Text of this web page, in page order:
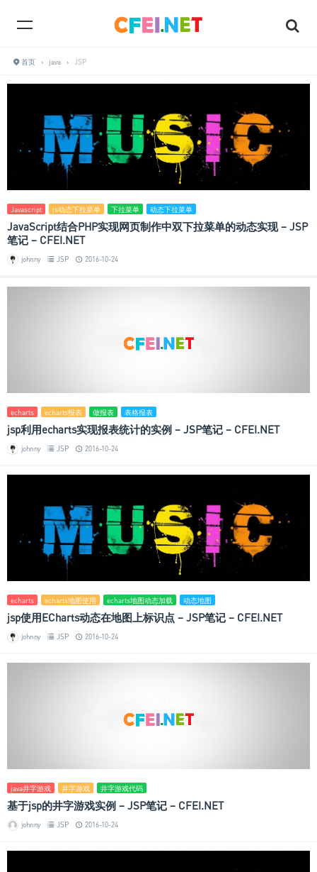
首页 › java › JSP
Javascript js动态下拉菜单 下拉菜单 动态下拉菜单
JavaScript结合PHP实现网页制作中双下拉菜单的动态实现 – JSP
笔记 – CFEI.NET
johnny JSP 2016-10-24
echarts echarts报表 做报表 表格报表
jsp利用echarts实现报表统计的实例 – JSP笔记 – CFEI.NET
johnny JSP 2016-10-24
echarts echarts地图使用 echarts地图动态加载 动态地图
jsp使用ECharts动态在地图上标识点 – JSP笔记 – CFEI.NET
johnny JSP 2016-10-24
java井字游戏 井字游戏 井字游戏代码
基于jsp的井字游戏实例 – JSP笔记 – CFEI.NET
johnny JSP 2016-10-24